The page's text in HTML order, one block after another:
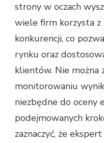
strony w oczach
wiele firm korzysta z
konkurencji, co
rynku oraz
klientów. Nie można
monitorowaniu
niezbędne do oceny
podejmowanych
zaznaczyć, że